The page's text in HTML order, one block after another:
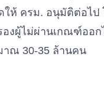
ให้ ครม. อนุมัติต่อไป
งผู้ไม่ผ่านเกณฑ์ออก
าณ 30-35 ล้านคน